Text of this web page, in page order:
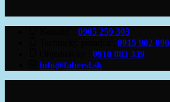
0905 259 303
0915 902 090
0918 883 339
info@fabersl.sk